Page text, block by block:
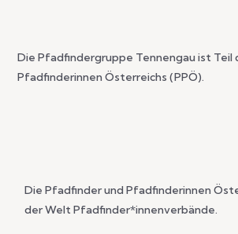
Die Pfadfindergruppe Tennengau ist Teil
Pfadfinderinnen Österreichs (PPÖ).
Die Pfadfinder und Pfadfinderinnen
der Welt Pfadfinder*innenverbände.